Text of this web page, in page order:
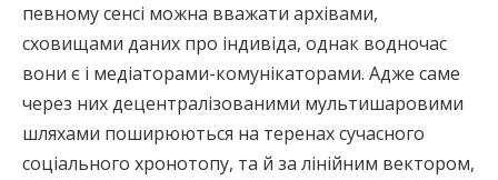
певному сенсі можна вважати архівами,
сховищами даних про індивіда, однак водночас
вони є і медіаторами-комунікаторами. Адже саме
через них децентралізованими мультишаровими
шляхами поширюються на теренах сучасного
соціального хронотопу, та й за лінійним вектором,